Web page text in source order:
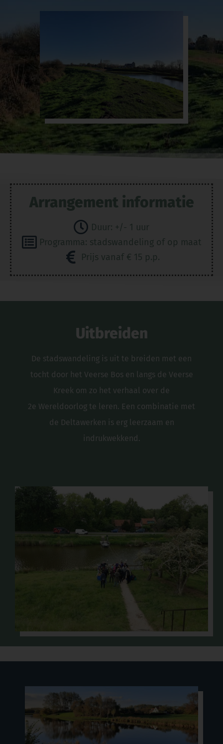
Arrangement informatie
Duur: +/- 1 uur
Programma: stadswandeling of op maat
Prijs vanaf € 15 p.p.
Uitbreiden
De stadswandeling is uit te breiden met een
tocht door het Veerse Bos en langs de Veerse
Kreek om zo het verhaal over de
2e Wereldoorlog te leren. Een combinatie met
de Deltawerken is erg leerzaam en
indrukwekkend.